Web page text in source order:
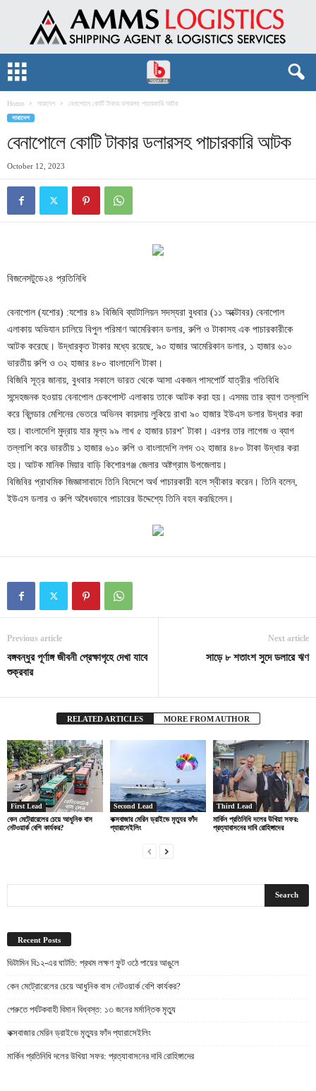
Home সারাদেশ বেনাপোলে কোটি টাকার ডলারসহ পাচারকারি আটক
সারাদেশ
বেনাপোলে কোটি টাকার ডলারসহ পাচারকারি আটক
October 12, 2023
বিজনেসটুডে২৪ প্রতিনিধি
বেনাপোল (যশোর) :যশোর ৪৯ বিজিবি ব্যাটালিয়ন সদস্যরা বুধবার (১১ অক্টোবর) বেনাপোল
এলাকায় অভিযান চালিয়ে বিপুল পরিমাণ আমেরিকান ডলার, রুপি ও টাকাসহ এক পাচারকারীকে
আটক করেছে। উদ্ধারকৃত টাকার মধ্যে রয়েছে, ৯০ হাজার আমেরিকান ডলার, ১ হাজার ৬১০
ভারতীয় রুপি ও ৩২ হাজার ৪৮০ বাংলাদেশি টাকা।
বিজিবি সূত্র জানায়, বুধবার সকালে ভারত থেকে আসা একজন পাসপোর্ট যাত্রীর গতিবিধি
সন্দেহজনক হওয়ায় বেনাপোল চেকপোস্ট এলাকায় তাকে আটক করা হয়। এসময় তার ব্যাগ তল্লাশি
করে ব্লিন্ডার মেশিনের ভেতরে অভিনব কায়দায় লুকিয়ে রাখা ৯০ হাজার ইউএস ডলার উদ্ধার করা
হয়। বাংলাদেশি মুদ্রায় যার মূল্য ৯৯ লাখ ৫ হাজার চারশ’ টাকা। এরপর তার লাগেজ ও ব্যাগ
তল্লাশি করে ভারতীয় ১ হাজার ৬১০ রুপি ও বাংলাদেশি নগদ ৩২ হাজার ৪৮০ টাকা উদ্ধার করা
হয়। আটক মানিক মিয়ার বাড়ি কিশোরগঞ্জ জেলার অষ্টগ্রাম উপজেলায়।
বিজিবির প্রাথমিক জিজ্ঞাসাবাদে তিনি বিদেশে অর্থ পাচারকারী বলে স্বীকার করেন। তিনি বলেন,
ইউএস ডলার ও রুপি অবৈধভাবে পাচারের উদ্দেশ্যে তিনি বহন করছিলেন।
Previous article
বঙ্গবন্ধুর পূর্ণাঙ্গ জীবনী প্রেক্ষাগৃহে দেখা যাবে
শুক্রবার
Next article
সাড়ে ৮ শতাংশ সুদে ডলারে ঋণ
RELATED ARTICLES MORE FROM AUTHOR
First Lead
কেন মেট্রোরেলের চেয়ে আধুনিক বাস
নেটওয়ার্ক বেশি কার্যকর?
Second Lead
কক্সবাজার মেরিন ড্রাইভে মৃত্যুর ফাঁদ
প্যারাসেইলিং
Third Lead
মার্কিন প্রতিনিধি দলের উখিয়া সফর:
প্রত্যাবাসনের দাবি রোহিঙ্গাদের
Recent Posts
ভিটামিন বি১২-এর ঘাটতি: প্রথম লক্ষণ ফুট ওঠে পায়ের আঙুলে
কেন মেট্রোরেলের চেয়ে আধুনিক বাস নেটওয়ার্ক বেশি কার্যকর?
পেরুতে পর্যটকবাহী বিমান বিধ্বস্ত: ১৩ জনের মর্মান্তিক মৃত্যু
কক্সবাজার মেরিন ড্রাইভে মৃত্যুর ফাঁদ প্যারাসেইলিং
মার্কিন প্রতিনিধি দলের উখিয়া সফর: প্রত্যাবাসনের দাবি রোহিঙ্গাদের